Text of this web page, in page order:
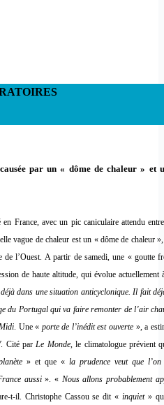
par un « dôme de chaleur » et
en France, avec un pic caniculaire attendu
vague de chaleur est un « dôme de chaleur
de l’Ouest. A partir de samedi, une « goutte
de haute altitude, qui évolue actuellement
dans une situation anticyclonique. Il fait
du Portugal qui va faire remonter de l’air
. Une « porte de l’inédit est ouverte », a
. Cité par Le Monde, le climatologue prévient
» et que « la prudence veut que
aussi». « Nous allons probablement
t-il. Christophe Cassou se dit « inquiet»